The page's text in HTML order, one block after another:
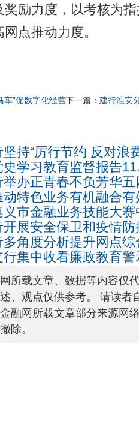
励力度，以考核为
点推动力度。
车”促数字化经营下一篇： 建行淮安
持“厉行节约 反对浪
学习教育监督报告
办正青春不负芳华
特色业务有机融合
市金融业务技能大
展安全保卫和疫情
10角度分析提升网点
集中收看廉政教育警
所载文章、数据等内容仅
、观点仅供参考。 请读者
融网所载文章部分来源网
除。